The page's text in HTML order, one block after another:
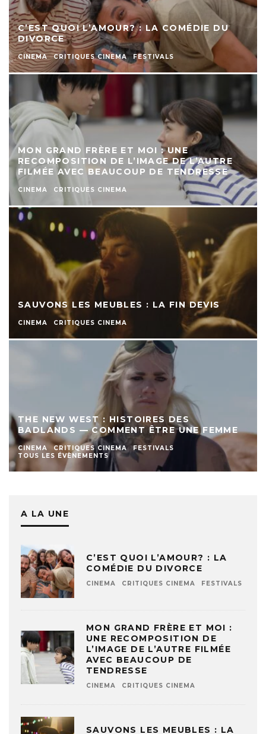
C’EST QUOI L’AMOUR? : LA COMÉDIE DU
DIVORCE
CINEMA CRITIQUES CINEMA FESTIVALS
MON GRAND FRÈRE ET MOI : UNE
RECOMPOSITION DE L’IMAGE DE L’AUTRE
FILMÉE AVEC BEAUCOUP DE TENDRESSE
CINEMA CRITIQUES CINEMA
SAUVONS LES MEUBLES : LA FIN DEVIS
CINEMA CRITIQUES CINEMA
THE NEW WEST : HISTOIRES DES
BADLANDS — COMMENT ÊTRE UNE FEMME
CINEMA CRITIQUES CINEMA
FESTIVALS
TOUS LES ÉVÈNEMENTS
A LA UNE
C’EST QUOI L’AMOUR? : LA
COMÉDIE DU DIVORCE
CINEMA CRITIQUES CINEMA FESTIVALS
MON GRAND FRÈRE ET MOI :
UNE RECOMPOSITION DE
L’IMAGE DE L’AUTRE FILMÉE
AVEC BEAUCOUP DE
TENDRESSE
CINEMA CRITIQUES CINEMA
SAUVONS LES MEUBLES : LA